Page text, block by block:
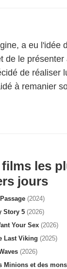
a eu l'idée
de le
de réaliser
à remanier
les
jours
(2024)
Story 5 (2026)
Your Sex (2026)
Last Viking (2025)
(2026)
Minions et des